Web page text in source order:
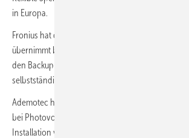
in Europa.
Fronius hat den
übernimmt bei einem Stromausfall automatisch
den Backup-Modus – und schaltet nach
selbstständig wieder zurück.
Ademotec hat ein neues Montagesystem für die
bei Photovoltaikanlagen vorgestellt. Der
Installation von Generatoranschlusskästen direkt